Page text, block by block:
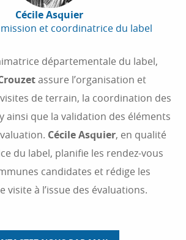
Cécile Asquier
et coordinatrice du label
départementale du label,
assure l’organisation et
de terrain, la coordination des
ainsi que la validation des éléments
Cécile Asquier, en qualité
du label, planifie les rendez-vous
candidates et rédige les
visite à l’issue des évaluations.